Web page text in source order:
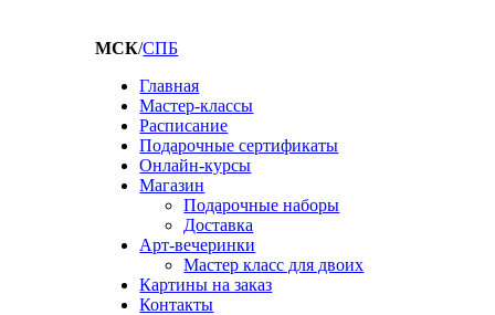
МСК/СПБ
Главная
Мастер-классы
Расписание
Подарочные сертификаты
Онлайн-курсы
Магазин
Подарочные наборы
Доставка
Арт-вечеринки
Мастер класс для двоих
Картины на заказ
Контакты